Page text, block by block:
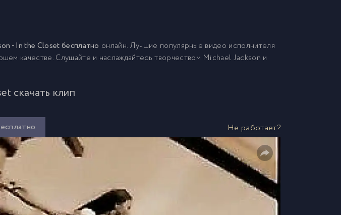
- In the Closet бесплатно онлайн. Лучшие популярные видео исполнителя
качестве. Слушайте и наслаждайтесь творчеством Michael Jackson и
скачать клип
Не работает?